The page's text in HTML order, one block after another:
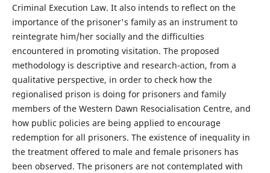
Criminal Execution Law. It also intends to reflect on the
importance of the prisoner's family as an instrument to
reintegrate him/her socially and the difficulties
encountered in promoting visitation. The proposed
methodology is descriptive and research-action, from a
qualitative perspective, in order to check how the
regionalised prison is doing for prisoners and family
members of the Western Dawn Resocialisation Centre, and
how public policies are being applied to encourage
redemption for all prisoners. The existence of inequality in
the treatment offered to male and female prisoners has
been observed. The prisoners are not contemplated with